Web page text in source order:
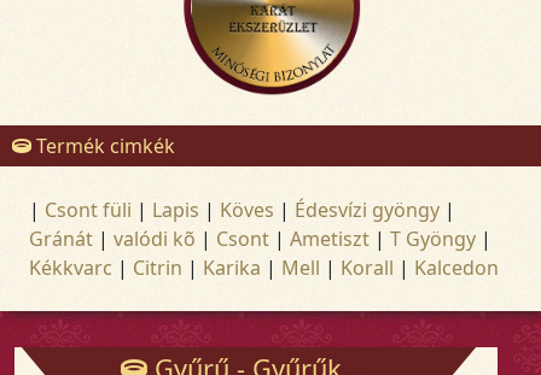
Termék cimkék
| Csont füli | Lapis | Köves | Édesvízi gyöngy |
Gránát | valódi kõ | Csont | Ametiszt | T Gyöngy |
Kékkvarc | Citrin | Karika | Mell | Korall | Kalcedon